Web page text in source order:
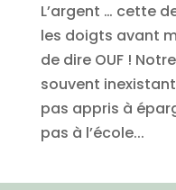
L’argent … cette
les doigts avant
de dire OUF !
souvent
pas appris à
pas à l’école...